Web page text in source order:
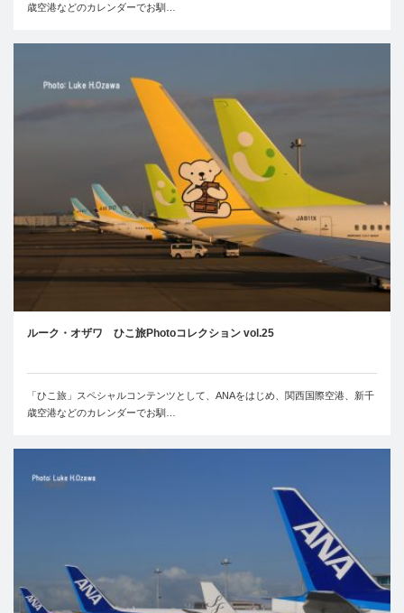
歳空港などのカレンダーでお馴…
ルーク・オザワ ひこ旅Photoコレクション vol.25
「ひこ旅」スペシャルコンテンツとして、ANAをはじめ、関西国際空港、新千
歳空港などのカレンダーでお馴…